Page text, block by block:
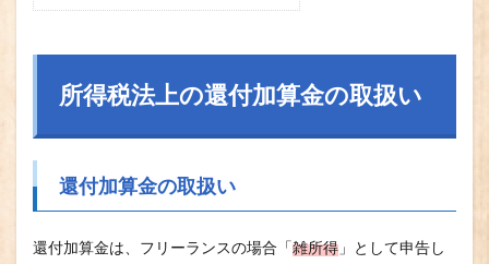
所得税法上の還付加算金の取扱い
還付加算金の取扱い
還付加算金は、フリーランスの場合「雑所得 」として申告し